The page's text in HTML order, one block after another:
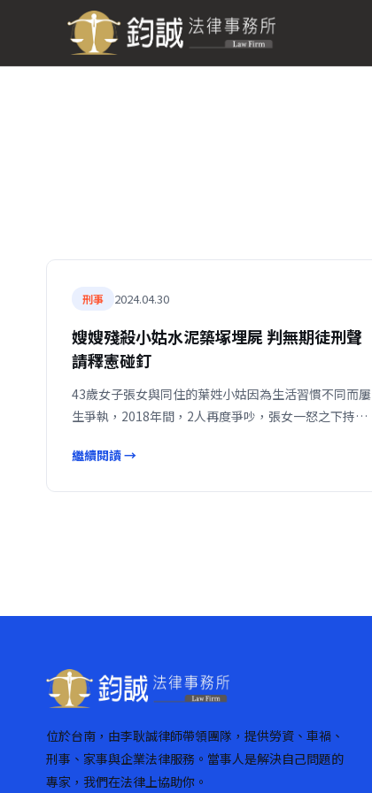
刑事 2024.04.30
嫂嫂殘殺小姑水泥築塚埋屍 判無期徒刑聲
請釋憲碰釘
43歲女子張女與同住的葉姓小姑因為生活習慣不同而屢
生爭執，2018年間，2人再度爭吵，張女一怒之下持…
繼續閱讀 →
位於台南，由李耿誠律師帶領團隊，提供勞資、車禍、
刑事、家事與企業法律服務。當事人是解決自己問題的
專家，我們在法律上協助你。